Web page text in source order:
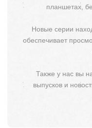
планшетах,
Новые серии
обеспечивает
Также у нас вы
выпусков и